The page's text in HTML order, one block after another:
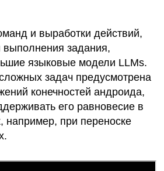
и выработки действий,
задания,
языковые модели LLMs.
задач предусмотрена
конечностей андроида,
его равновесие в
например, при переноске